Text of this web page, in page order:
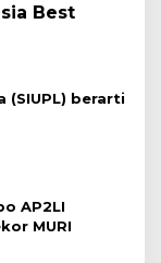
Best
(SIUPL) berarti
AP2LI
MURI